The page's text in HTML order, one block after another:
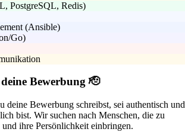
PostgreSQL, Redis)
(Ansible)
Go)
Bewerbung 🫡
deine Bewerbung schreibst, sei authentisch und
bist. Wir suchen nach Menschen, die zu
ihre Persönlichkeit einbringen.